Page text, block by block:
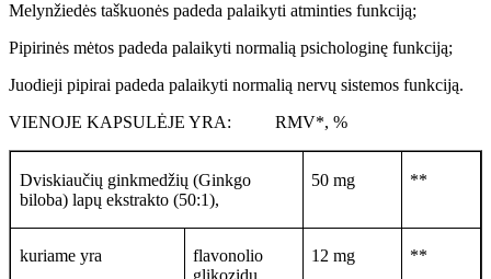
Melynžiedės taškuonės padeda palaikyti atminties funkciją;
Pipirinės mėtos padeda palaikyti normalią psichologinę funkciją;
Juodieji pipirai padeda palaikyti normalią nervų sistemos funkciją.
VIENOJE KAPSULĖJE YRA: RMV*, %
Dviskiaučių ginkmedžių (Ginkgo
biloba) lapų ekstrakto (50:1),
50 mg **
kuriame yra
flavonolio
12 mg **